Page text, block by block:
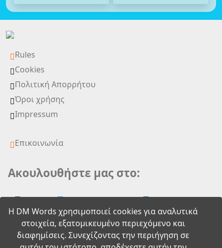
Η DM Words χρησιμοποιεί cookies για αναλυτικά
στοιχεία, εξατομικευμένο περιεχόμενο και
διαφημίσεις. Συνεχίζοντας την περιήγηση σε
Rules
Cookies
Πολιτική Απορρήτου
Όροι χρήσης
Impressum
Επικοινωνία
Ακουλουθήστε μας στο: